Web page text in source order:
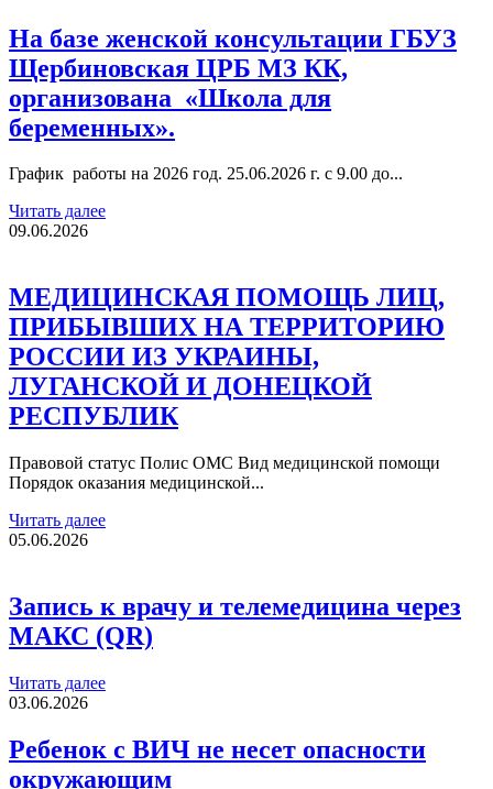
На базе женской консультации ГБУЗ
Щербиновская ЦРБ МЗ КК,
организована «Школа для
беременных».
График работы на 2026 год. 25.06.2026 г. с 9.00 до...
Читать далее
09.06.2026
МЕДИЦИНСКАЯ ПОМОЩЬ ЛИЦ,
ПРИБЫВШИХ НА ТЕРРИТОРИЮ
РОССИИ ИЗ УКРАИНЫ,
ЛУГАНСКОЙ И ДОНЕЦКОЙ
РЕСПУБЛИК
Правовой статус Полис ОМС Вид медицинской помощи
Порядок оказания медицинской...
Читать далее
05.06.2026
Запись к врачу и телемедицина через
МАКС (QR)
Читать далее
03.06.2026
Ребенок с ВИЧ не несет опасности
окружающим